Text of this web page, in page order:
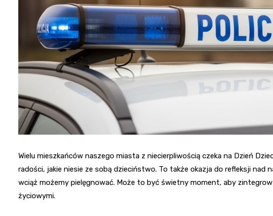
Wielu mieszkańców naszego miasta z niecierpliwością czeka na Dzień
radości, jakie niesie ze sobą dzieciństwo. To także okazja do refleksji nad
wciąż możemy pielęgnować. Może to być świetny moment, aby
życiowymi.